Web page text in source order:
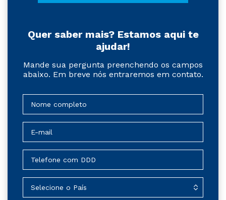
Quer saber mais? Estamos aqui te
ajudar!
Mande sua pergunta preenchendo os campos
abaixo. Em breve nós entraremos em contato.